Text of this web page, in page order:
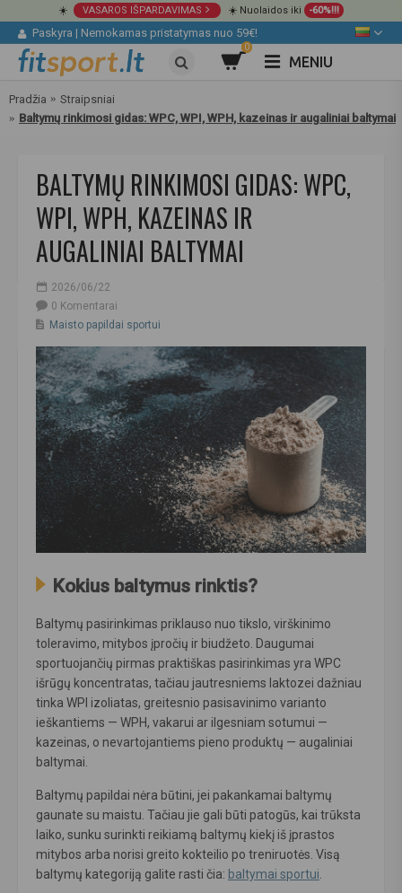
☀️ VASAROS IŠPARDAVIMAS ☀️ Nuolaidos iki -60%!!!
Paskyra | Nemokamas pristatymas nuo 59€!
0
MENIU
Pradžia
Straipsniai
Baltymų rinkimosi gidas: WPC, WPI, WPH, kazeinas ir augaliniai baltymai
BALTYMŲ RINKIMOSI GIDAS: WPC,
WPI, WPH, KAZEINAS IR
AUGALINIAI BALTYMAI
2026/06/22
0 Komentarai
Maisto papildai sportui
Kokius baltymus rinktis?
Baltymų pasirinkimas priklauso nuo tikslo, virškinimo
toleravimo, mitybos įpročių ir biudžeto. Daugumai
sportuojančių pirmas praktiškas pasirinkimas yra WPC
išrūgų koncentratas, tačiau jautresniems laktozei dažniau
tinka WPI izoliatas, greitesnio pasisavinimo varianto
ieškantiems — WPH, vakarui ar ilgesniam sotumui —
kazeinas, o nevartojantiems pieno produktų — augaliniai
baltymai.
Baltymų papildai nėra būtini, jei pakankamai baltymų
gaunate su maistu. Tačiau jie gali būti patogūs, kai trūksta
laiko, sunku surinkti reikiamą baltymų kiekį iš įprastos
mitybos arba norisi greito kokteilio po treniruotės. Visą
baltymų kategoriją galite rasti čia: baltymai sportui